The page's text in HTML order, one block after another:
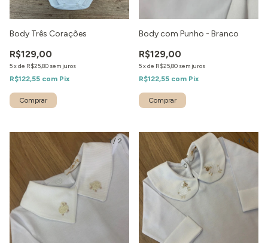
Body Três Corações
R$129,00
5xde R$25,80 sem juros
R$122,55 com Pix
Body com Punho - Branco
R$129,00
5xde R$25,80 sem juros
R$122,55 com Pix
1/ 2 1 / 4